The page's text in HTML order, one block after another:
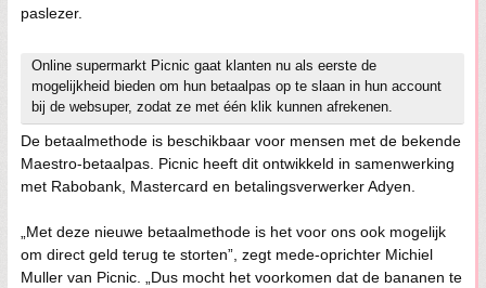
paslezer.
Online supermarkt Picnic gaat klanten nu als eerste de
mogelijkheid bieden om hun betaalpas op te slaan in hun account
bij de websuper, zodat ze met één klik kunnen afrekenen.
De betaalmethode is beschikbaar voor mensen met de bekende
Maestro-betaalpas. Picnic heeft dit ontwikkeld in samenwerking
met Rabobank, Mastercard en betalingsverwerker Adyen.
„Met deze nieuwe betaalmethode is het voor ons ook mogelijk
om direct geld terug te storten”, zegt mede-oprichter Michiel
Muller van Picnic. „Dus mocht het voorkomen dat de bananen te